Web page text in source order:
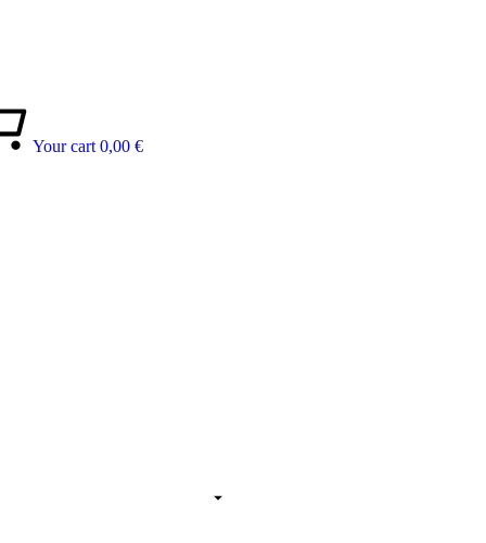
Your cart 0,00 €